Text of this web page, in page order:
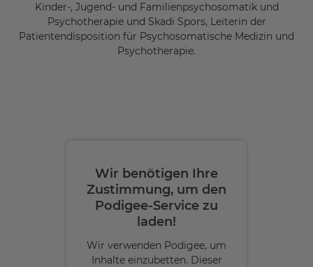
Kinder-, Jugend- und Familienpsychosomatik und
Psychotherapie und Skadi Spors, Leiterin der
Patientendisposition für Psychosomatische Medizin und
Psychotherapie.
Wir benötigen Ihre
Zustimmung, um den
Podigee-Service zu
laden!
Wir verwenden Podigee, um
Inhalte einzubetten. Dieser